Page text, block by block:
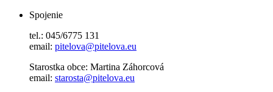
Spojenie
tel.: 045/6775 131
email: pitelova@pitelova.eu
Starostka obce: Martina Záhorcová
email: starosta@pitelova.eu